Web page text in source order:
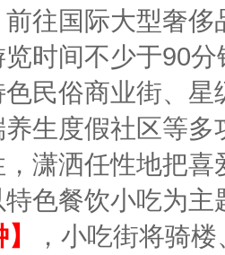
往国际大型奢
览时间不少于90
民俗商业街、
生度假社区等
潇洒任性地把
色餐饮小吃为主
，小吃街将骑